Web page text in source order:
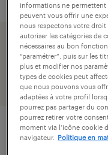
postuler
description.
informations ne permettent
peuvent vous offrir une
nous respectons votre
autoriser les catégories de
nécessaires au bon
“paramétrer”, puis sur les
plus et modifier nos
types de cookies peut
que nous pouvons vous
adaptées à votre profil
pourrez pas partager du
pourrez retirer votre
moment via l’icône cookie
navigateur.
Politique en